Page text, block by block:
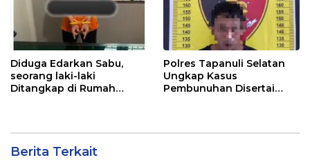
Diduga Edarkan Sabu,
seorang laki-laki
Ditangkap di Rumah
Polres Tapanuli Selatan
Ungkap Kasus
Pembunuhan Disertai
Berita Terkait